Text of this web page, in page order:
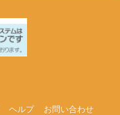
ヘルプ お問い合わせ